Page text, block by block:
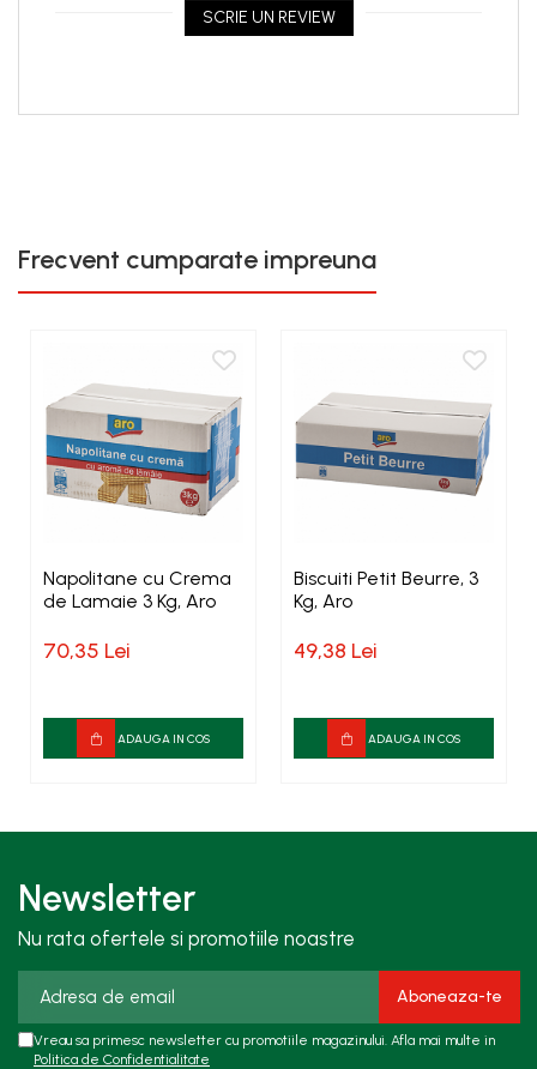
SCRIE UN REVIEW
Frecvent cumparate impreuna
Napolitane cu Crema
de Lamaie 3 Kg, Aro
70,35 Lei
ADAUGA IN COS
Biscuiti Petit Beurre, 3
Kg, Aro
49,38 Lei
ADAUGA IN COS
Newsletter
Nu rata ofertele si promotiile noastre
Vreau sa primesc newsletter cu promotiile magazinului. Afla mai multe in
Politica de Confidentialitate